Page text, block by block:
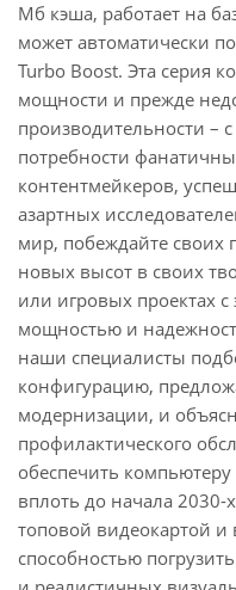
Мб кэша, работает на
может автоматически
Turbo Boost. Эта серия
мощности и прежде
производительности –
потребности
контентмейкеров,
азартных
мир, побеждайте своих
новых высот в своих
или игровых проектах
мощностью и
наши специалисты
конфигурацию,
модернизации, и
профилактического
обеспечить
вплоть до начала 2030-
топовой видеокартой
способностью